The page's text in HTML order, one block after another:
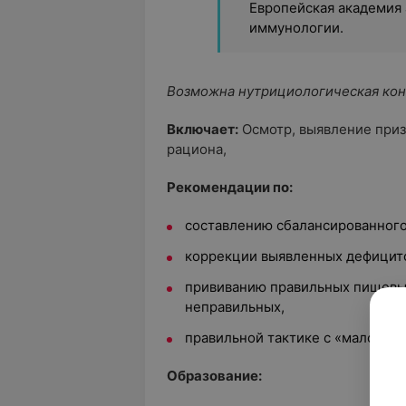
Европейская
иммунологии.
Возможна нутрициологическая
Включает: Осмотр, выявление
рациона,
Рекомендации по:
составлению
коррекции выявленных
прививанию правильных
неправильных,
правильной тактике с
Образование: